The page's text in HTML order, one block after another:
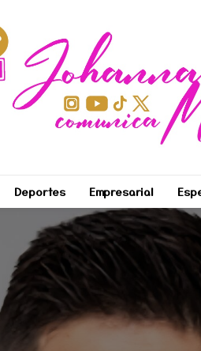
Deportes Empresarial